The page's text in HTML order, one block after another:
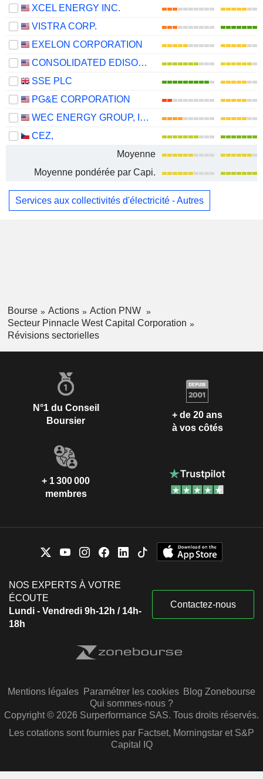
XCEL ENERGY INC.
VISTRA CORP.
EXELON CORPORATION
CONSOLIDATED EDISON, INC.
SSE PLC
PG&E CORPORATION
WEC ENERGY GROUP, INC.
CEZ,
Moyenne
Moyenne pondérée par Capi.
Services aux collectivités d'électricité - Autres
Bourse Actions
Action PNW
Secteur Pinnacle West Capital Corporation
Révisions sectorielles
N°1 du Conseil
Boursier
+ de 20 ans
à vos côtés
+ 1 300 000
membres
NOS EXPERTS À VOTRE
ÉCOUTE
Lundi - Vendredi 9h-12h / 14h-
18h
Contactez-nous
Mentions légales Paramétrer les cookies Blog Zonebourse
Qui sommes-nous ?
Copyright © 2026 Surperformance SAS. Tous droits réservés.
Les cotations sont fournies par Factset, Morningstar et S&P
Capital IQ